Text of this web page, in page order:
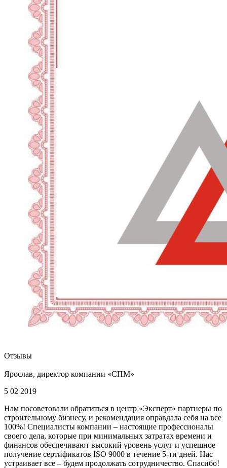
Отзывы
Ярослав, директор компании «СПМ»
5 02 2019
Нам посоветовали обратиться в центр «Эксперт» партнеры по
строительному бизнесу, и рекомендация оправдала себя на все
100%! Специалисты компании – настоящие профессионалы
своего дела, которые при минимальных затратах времени и
финансов обеспечивают высокий уровень услуг и успешное
получение сертификатов ISO 9000 в течение 5-ти дней. Нас
устраивает все – будем продолжать сотрудничество. Спасибо!